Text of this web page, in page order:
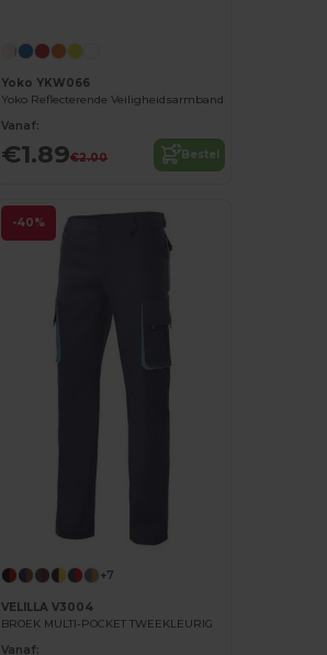
Yoko YKW066
Yoko Reflecterende Veiligheidsarmband
Vanaf:
€1.89€2.00 Bestel
-40%
+7
VELILLA V3004
BROEK MULTI-POCKET TWEEKLEURIG
Vanaf: